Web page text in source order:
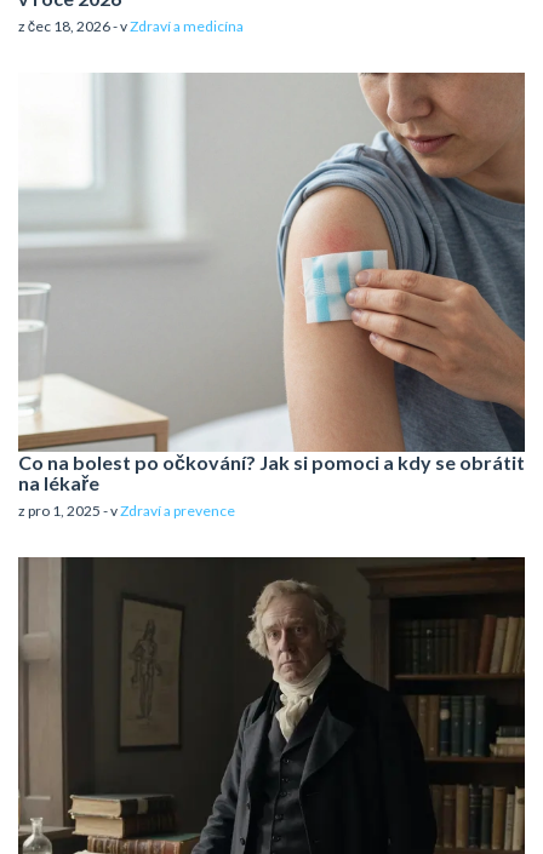
z čec 18, 2026 - vZdraví a medicína
Co na bolest po očkování? Jak si pomoci a kdy se obrátit
na lékaře
z pro 1, 2025 - vZdraví a prevence